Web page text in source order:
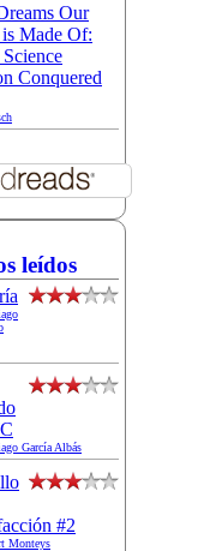
Our
Made Of:
Conquered
leídos
García Albás
#2
Monteys